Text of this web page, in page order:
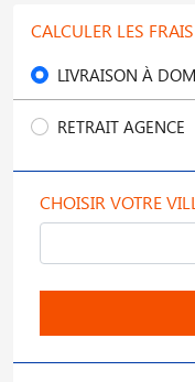
CALCULER LES
LIVRAISON À
RETRAIT AGENCE
CHOISIR VOTRE